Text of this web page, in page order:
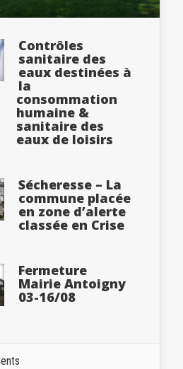
Contrôles
sanitaire des
eaux destinées à
la
consommation
humaine &
sanitaire des
eaux de loisirs
Sécheresse – La
commune placée
en zone d’alerte
classée en Crise
Fermeture
Mairie Antoigny
03-16/08